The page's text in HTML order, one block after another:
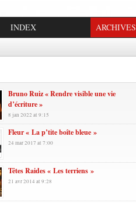
INDEX ARCHIVES
Bruno Ruiz « Rendre visible une vie
d’écriture »
8 jan 2022 at 9:15
Fleur « La p’tite boîte bleue »
24 mar 2017 at 7:00
Têtes Raides « Les terriens »
21 avr 2014 at 9:28